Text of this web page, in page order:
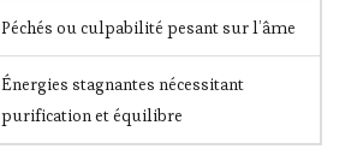
Péchés ou culpabilité pesant sur l’âme
Énergies stagnantes nécessitant
purification et équilibre